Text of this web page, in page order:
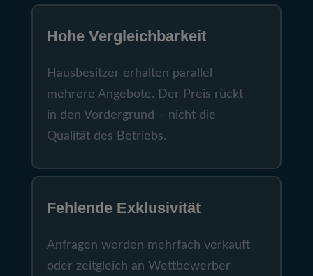
Hohe Vergleichbarkeit
Hausbesitzer erhalten parallel
mehrere Angebote. Der Preis rückt
in den Vordergrund – nicht die
Qualität des Betriebs.
Fehlende Exklusivität
Anfragen werden mehrfach verkauft
oder zeitgleich an Wettbewerber